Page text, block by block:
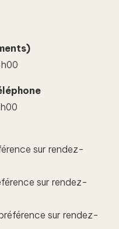
sur rendez-
sur rendez-
sur rendez-